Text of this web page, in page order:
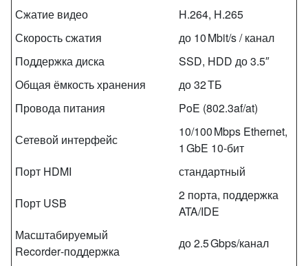
Сжатие видео
H.264, H.265
Скорость сжатия
до 10 Mbit/s / канал
Поддержка диска
SSD, HDD до 3.5″
Общая ёмкость хранения
до 32 ТБ
Провода питания
PoE (802.3af/at)
Сетевой интерфейс
10/100 Mbps Ethernet,
1 GbE 10‑бит
Порт HDMI
стандартный
Порт USB
2 порта, поддержка
ATA/IDE
Масштабируемый
Recorder‑поддержка
до 2.5 Gbps/канал